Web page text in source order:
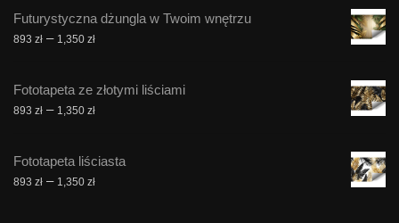
Futurystyczna dżungla w Twoim wnętrzu
893 zł – 1,350 złZakres
893 zł
do
Fototapeta ze złotymi liściami
893 zł – 1,350 złZakres
893 zł
do
Fototapeta liściasta
893 zł – 1,350 złZakres